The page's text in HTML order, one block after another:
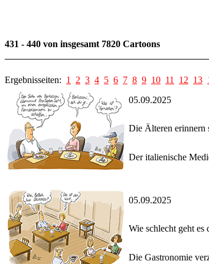
431 - 440 von insgesamt 7820 Cartoons
Ergebnisseiten: 1 2 3 4 5 6 7 8 9 10 11 12 13
05.09.2025
Die Älteren erinnern
Der italienische
05.09.2025
Wie schlecht geht es
Die Gastronomie